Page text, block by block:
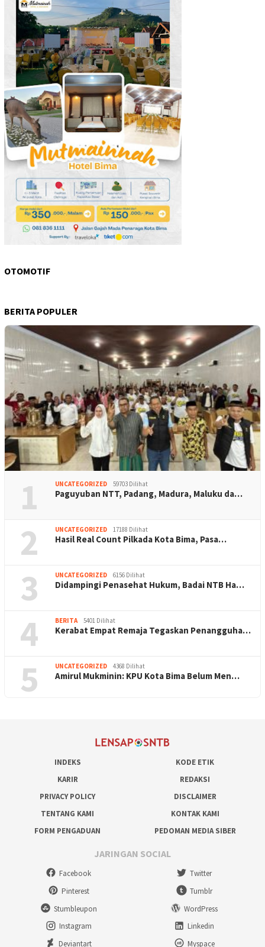
OTOMOTIF
BERITA POPULER
1 UNCATEGORIZED 59703 Dilihat
Paguyuban NTT, Padang, Madura, Maluku da…
2 UNCATEGORIZED 17188 Dilihat
Hasil Real Count Pilkada Kota Bima, Pasa…
3 UNCATEGORIZED 6156 Dilihat
Didampingi Penasehat Hukum, Badai NTB Ha…
4 BERITA 5401 Dilihat
Kerabat Empat Remaja Tegaskan Penangguha…
5 UNCATEGORIZED 4368 Dilihat
Amirul Mukminin: KPU Kota Bima Belum Men…
INDEKS
KODE ETIK
KARIR
REDAKSI
PRIVACY POLICY
DISCLAIMER
TENTANG KAMI
KONTAK KAMI
FORM PENGADUAN
PEDOMAN MEDIA SIBER
JARINGAN SOCIAL
Facebook
Twitter
Pinterest
Tumblr
Stumbleupon
WordPress
Instagram
Linkedin
Deviantart
Myspace